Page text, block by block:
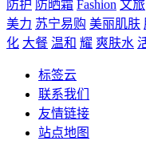
防护 防晒霜 Fashion 文旅
美力 苏宁易购 美丽肌肤
化 大餐 温和 耀 爽肤水
标签云
联系我们
友情链接
站点地图